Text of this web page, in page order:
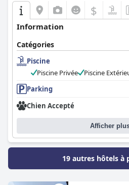
$
Information
Catégories
Piscine
Piscine Privée
Piscine
Parking
Chien Accepté
Afficher
19 autres hôtels à